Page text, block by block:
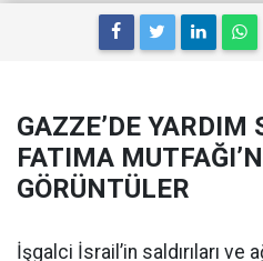
GAZZE’DE YARDIM
FATIMA
GÖRÜNTÜLER
İşgalci İsrail’in saldırıları ve